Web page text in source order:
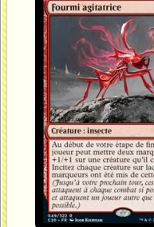
Fourmi agitatrice